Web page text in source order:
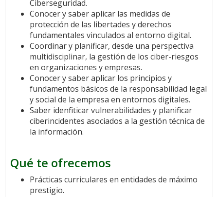
Ciberseguridad.
Conocer y saber aplicar las medidas de
protección de las libertades y derechos
fundamentales vinculados al entorno digital.
Coordinar y planificar, desde una perspectiva
multidisciplinar, la gestión de los ciber-riesgos
en organizaciones y empresas.
Conocer y saber aplicar los principios y
fundamentos básicos de la responsabilidad legal
y social de la empresa en entornos digitales.
Saber idenfiticar vulnerabilidades y planificar
ciberincidentes asociados a la gestión técnica de
la información.
Qué te ofrecemos
Prácticas curriculares en entidades de máximo
prestigio.